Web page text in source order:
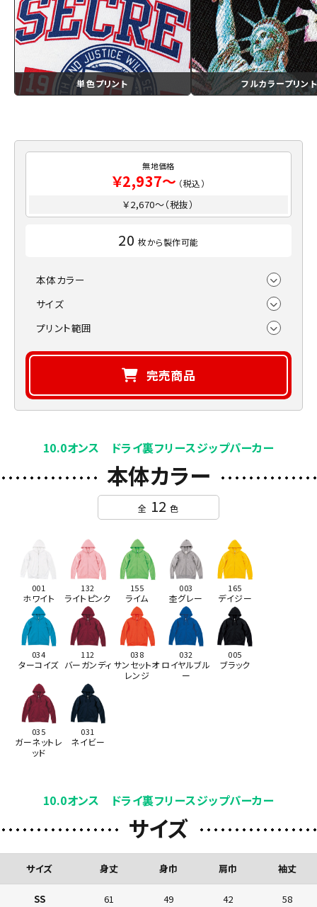
単色プリント フルカラープリント
無地価格
￥2,937～ （税込）
￥2,670～（税抜）
20 枚から製作可能
本体カラー
サイズ
プリント範囲
完売商品
10.0オンス ドライ裏フリースジップパーカー
本体カラー
全 12 色
001
ホワイト
132
ライトピンク
155
ライム
003
杢グレー
165
デイジー
034
ターコイズ
112
バーガンディ
038
サンセットオ
レンジ
032
ロイヤルブル
ー
005
ブラック
035
ガーネットレ
ッド
031
ネイビー
10.0オンス ドライ裏フリースジップパーカー
サイズ
サイズ 身丈 身巾 肩巾 袖丈
SS 61 49 42 58